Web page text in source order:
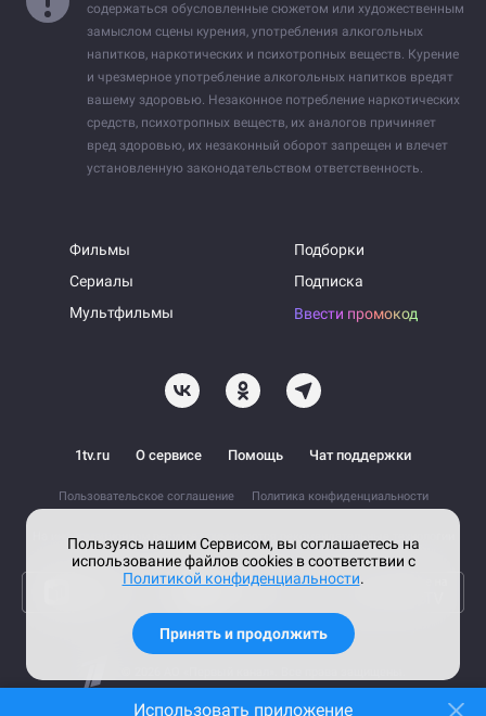
содержаться обусловленные сюжетом или художественным
замыслом сцены курения, употребления алкогольных
напитков, наркотических и психотропных веществ. Курение
и чрезмерное употребление алкогольных напитков вредят
вашему здоровью. Незаконное потребление наркотических
средств, психотропных веществ, их аналогов причиняет
вред здоровью, их незаконный оборот запрещен и влечет
установленную законодательством ответственность.
Фильмы
Сериалы
Мультфильмы
Подборки
Подписка
Ввести промокод
1tv.ru О сервисе Помощь Чат поддержки
Пользовательское соглашение Политика конфиденциальности
На информационном ресурсе применяются рекомендательные технологии
Использовать приложение
Пользуясь нашим Сервисом, вы соглашаетесь на
использование файлов cookies в соответствии с
Политикой конфиденциальности.
Принять и продолжить